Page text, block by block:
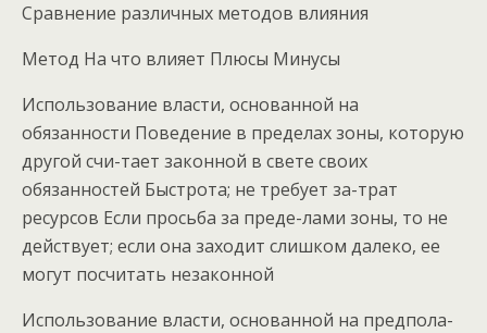
Сравнение различных методов влияния
Метод На что влияет Плюсы Минусы
Использование власти, основанной на
обязанности Поведение в пределах зоны, которую
другой счи-тает законной в свете своих
обязанностей Быстрота; не требует за-трат
ресурсов Если просьба за преде-лами зоны, то не
действует; если она заходит слишком далеко, ее
могут посчитать незаконной
Использование власти, основанной на предпола-